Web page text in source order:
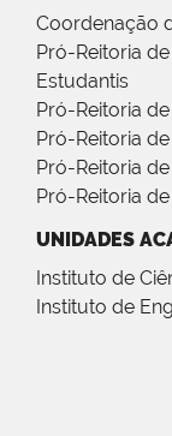
Coordenação
Pró-Reitoria
Estudantis
Pró-Reitoria
Pró-Reitoria
Pró-Reitoria
Pró-Reitoria
UNIDADES
Instituto de
Instituto de